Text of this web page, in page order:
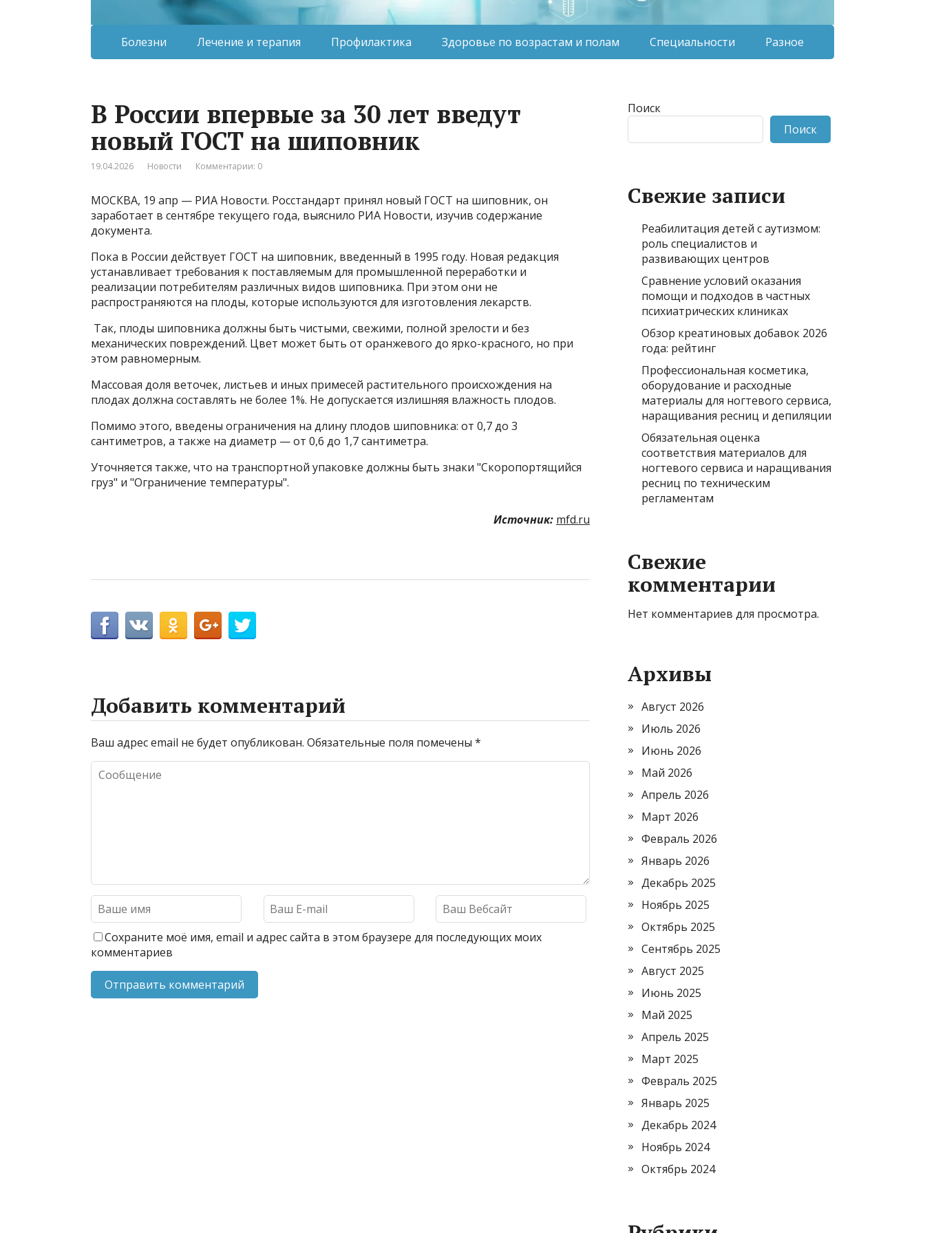
Болезни Лечение и терапия Профилактика Здоровье по возрастам и полам Специальности Разное
В России впервые за 30 лет введут
новый ГОСТ на шиповник
19.04.2026 Новости Комментарии: 0
МОСКВА, 19 апр — РИА Новости. Росстандарт принял новый ГОСТ на шиповник, он
заработает в сентябре текущего года, выяснило РИА Новости, изучив содержание
документа.
Пока в России действует ГОСТ на шиповник, введенный в 1995 году​​​. Новая редакция
устанавливает требования к поставляемым для промышленной переработки и
реализации потребителям различных видов шиповника. При этом они не
распространяются на плоды, которые используются для изготовления лекарств.
Так, плоды шиповника должны быть чистыми, свежими, полной зрелости и без
механических повреждений. Цвет может быть от оранжевого до ярко-красного, но при
этом равномерным.
Массовая доля веточек, листьев и иных примесей растительного происхождения на
плодах должна составлять не более 1%. Не допускается излишняя влажность плодов.
Помимо этого, введены ограничения на длину плодов шиповника: от 0,7 до 3
сантиметров, а также на диаметр — от 0,6 до 1,7 сантиметра.
Уточняется также, что на транспортной упаковке должны быть знаки "Скоропортящийся
груз" и "Ограничение температуры".
Источник: mfd.ru
Добавить комментарий
Ваш адрес email не будет опубликован. Обязательные поля помечены *
Сохраните моё имя, email и адрес сайта в этом браузере для последующих моих
комментариев
Поиск
Поиск
Свежие записи
Реабилитация детей с аутизмом:
роль специалистов и
развивающих центров
Сравнение условий оказания
помощи и подходов в частных
психиатрических клиниках
Обзор креатиновых добавок 2026
года: рейтинг
Профессиональная косметика,
оборудование и расходные
материалы для ногтевого сервиса,
наращивания ресниц и депиляции
Обязательная оценка
соответствия материалов для
ногтевого сервиса и наращивания
ресниц по техническим
регламентам
Свежие
комментарии
Нет комментариев для просмотра.
Архивы
Август 2026
Июль 2026
Июнь 2026
Май 2026
Апрель 2026
Март 2026
Февраль 2026
Январь 2026
Декабрь 2025
Ноябрь 2025
Октябрь 2025
Сентябрь 2025
Август 2025
Июнь 2025
Май 2025
Апрель 2025
Март 2025
Февраль 2025
Январь 2025
Декабрь 2024
Ноябрь 2024
Октябрь 2024